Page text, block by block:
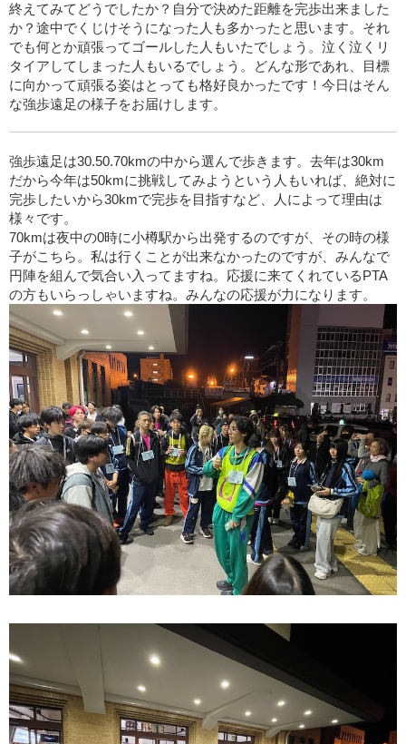
終えてみてどうでしたか？自分で決めた距離を完歩出来ました
か？途中でくじけそうになった人も多かったと思います。それ
でも何とか頑張ってゴールした人もいたでしょう。泣く泣くリ
タイアしてしまった人もいるでしょう。どんな形であれ、目標
に向かって頑張る姿はとっても格好良かったです！今日はそん
な強歩遠足の様子をお届けします。
強歩遠足は30.50.70kmの中から選んで歩きます。去年は30km
だから今年は50kmに挑戦してみようという人もいれば、絶対に
完歩したいから30kmで完歩を目指すなど、人によって理由は
様々です。
70kmは夜中の0時に小樽駅から出発するのですが、その時の様
子がこちら。私は行くことが出来なかったのですが、みんなで
円陣を組んで気合い入ってますね。応援に来てくれているPTA
の方もいらっしゃいますね。みんなの応援が力になります。